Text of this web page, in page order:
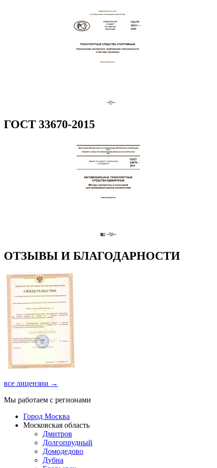
ГОСТ 33670-2015
ОТЗЫВЫ И БЛАГОДАРНОСТИ
все лицензии →
Мы работаем с регионами
Город Москва
Московская область
Дмитров
Долгопрудный
Домодедово
Дубна